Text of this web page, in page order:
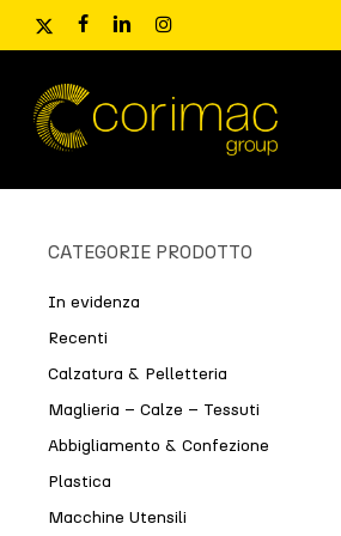
Skip
content
x-
facebooklinkedininstagram
Ricerca
prodotti
CATEGORIE PRODOTTO
In evidenza
Recenti
Calzatura & Pelletteria
Maglieria – Calze – Tessuti
Abbigliamento & Confezione
Plastica
Macchine Utensili